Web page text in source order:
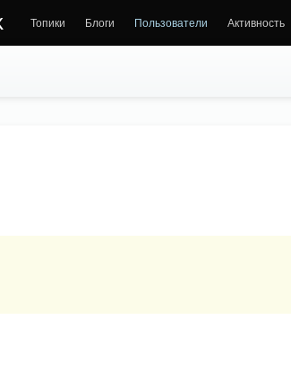
Топики Блоги Пользователи Активность